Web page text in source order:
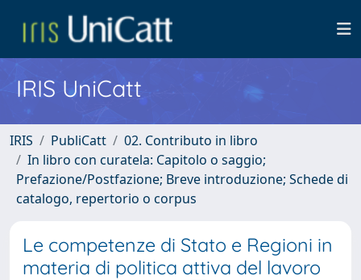
IRIS UniCatt
IRIS PubliCatt
02. Contributo in libro
In libro con curatela: Capitolo o saggio;
Prefazione/Postfazione; Breve introduzione; Schede di
catalogo, repertorio o corpus
Le competenze di Stato e Regioni in
materia di politica attiva del lavoro